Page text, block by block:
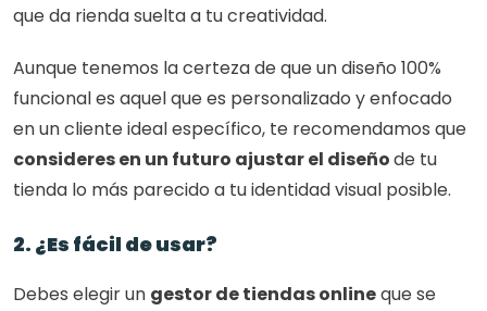
que da rienda suelta a tu creatividad.
Aunque tenemos la certeza de que un diseño 100%
funcional es aquel que es personalizado y enfocado
consideres en un futuro ajustar el diseño de tu
tienda lo más parecido a tu identidad visual posible.
2. ¿Es fácil de usar?
Debes elegir un gestor de tiendas online que se